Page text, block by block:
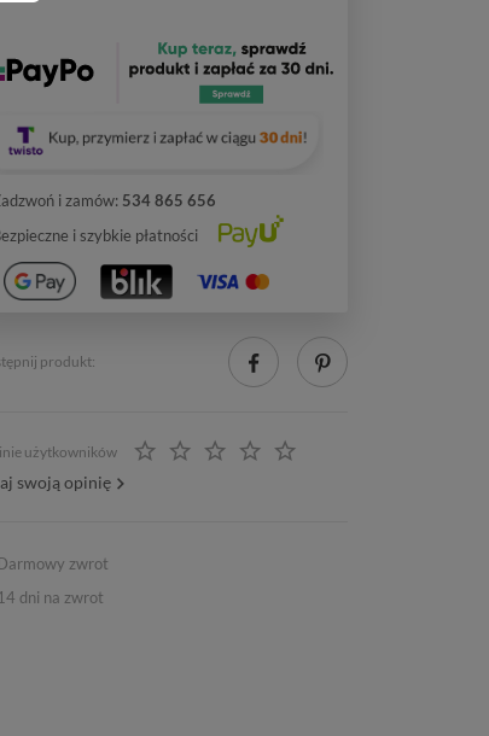
i zamów: 534 865 656
i szybkie płatności
produkt:
użytkowników
swoją opinię
zwrot
14 dni na zwrot